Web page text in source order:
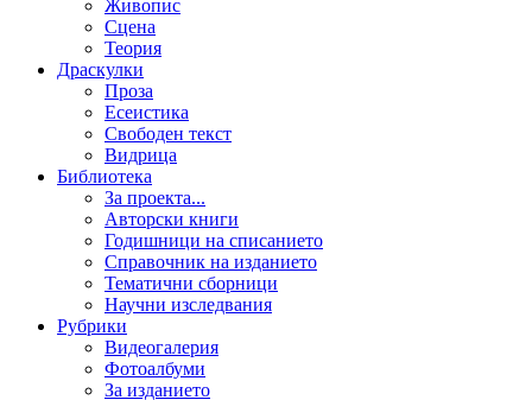
Живопис
Сцена
Теория
Драскулки
Проза
Есеистика
Свободен текст
Видрица
Библиотека
За проекта...
Авторски книги
Годишници на списанието
Справочник на изданието
Тематични сборници
Научни изследвания
Рубрики
Видеогалерия
Фотоалбуми
За изданието